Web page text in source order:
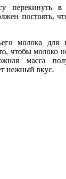
перекинуть в
постоять,
молока для
чтобы молоко
масса
нежный вкус.